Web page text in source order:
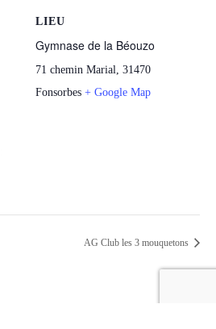
LIEU
Gymnase de la Béouzo
71 chemin Marial, 31470
Fonsorbes + Google Map
AG Club les 3 mouquetons